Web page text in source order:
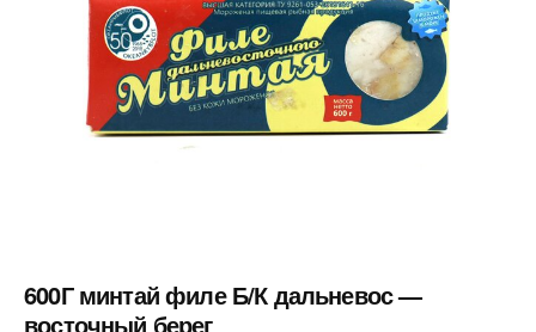
600Г минтай филе Б/К дальневос —
восточный берег